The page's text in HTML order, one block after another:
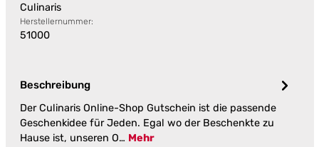
Culinaris
Herstellernummer:
51000
Beschreibung
Der Culinaris Online-Shop Gutschein ist die passende
Geschenkidee für Jeden. Egal wo der Beschenkte zu
Hause ist, unseren O… Mehr